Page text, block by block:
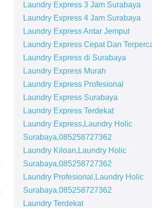
Laundry Express 3 Jam Surabaya
Laundry Express 4 Jam Surabaya
Laundry Express Antar Jemput
Laundry Express Cepat Dan
Laundry Express di Surabaya
Laundry Express Murah
Laundry Express Profesional
Laundry Express Surabaya
Laundry Express Terdekat
Laundry Express,Laundry Holic
Surabaya,085258727362
Laundry Kiloan,Laundry Holic
Surabaya,085258727362
Laundry Profesional,Laundry Holic
Surabaya,085258727362
Laundry Terdekat